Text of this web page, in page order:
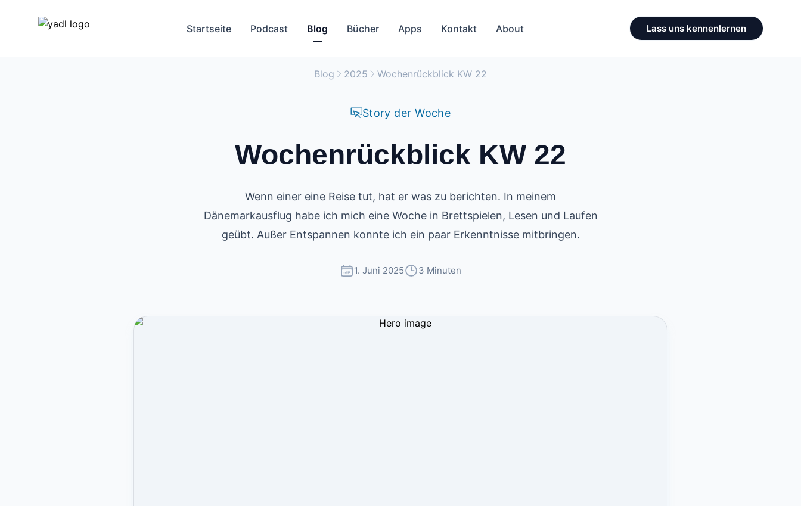
Startseite Podcast Blog Bücher Apps Kontakt About Lass uns kennenlernen
Blog 2025 Wochenrückblick KW 22
Story der Woche
Wochenrückblick KW 22
Wenn einer eine Reise tut, hat er was zu berichten. In meinem
Dänemarkausflug habe ich mich eine Woche in Brettspielen, Lesen und Laufen
geübt. Außer Entspannen konnte ich ein paar Erkenntnisse mitbringen.
1. Juni 2025 3 Minuten